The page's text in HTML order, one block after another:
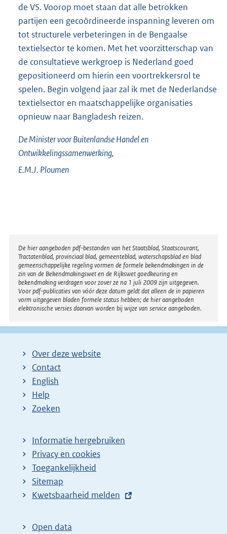
de VS. Voorop moet staan dat alle betrokken
partijen een gecoördineerde inspanning leveren om
tot structurele verbeteringen in de Bengaalse
textielsector te komen. Met het voorzitterschap van
de consultatieve werkgroep is Nederland goed
gepositioneerd om hierin een voortrekkersrol te
spelen. Begin volgend jaar zal ik met de Nederlandse
textielsector en maatschappelijke organisaties
opnieuw naar Bangladesh reizen.
De Minister voor Buitenlandse Handel en
Ontwikkelingssamenwerking,
E.M.J. Ploumen
Disclaimer
De hier aangeboden pdf-bestanden van het Staatsblad, Staatscourant,
Tractatenblad, provinciaal blad, gemeenteblad, waterschapsblad en blad
gemeenschappelijke regeling vormen de formele bekendmakingen in de
zin van de Bekendmakingswet en de Rijkswet goedkeuring en
bekendmaking verdragen voor zover ze na 1 juli 2009 zijn uitgegeven.
Voor pdf-publicaties van vóór deze datum geldt dat alleen de in papieren
vorm uitgegeven bladen formele status hebben; de hier aangeboden
elektronische versies daarvan worden bij wijze van service aangeboden.
Over deze website
Contact
English
Help
Zoeken
Informatie hergebruiken
Privacy en cookies
Toegankelijkheid
Sitemap
E
t
Kwetsbaarheid melden
Open data